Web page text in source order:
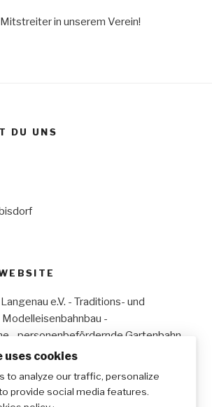
in unserem Verein!
DU UNS
e.V. - Traditions- und
-
- personenbefördernde Gartenbahn
uses cookies
to analyze our traffic, personalize
provide social media features.